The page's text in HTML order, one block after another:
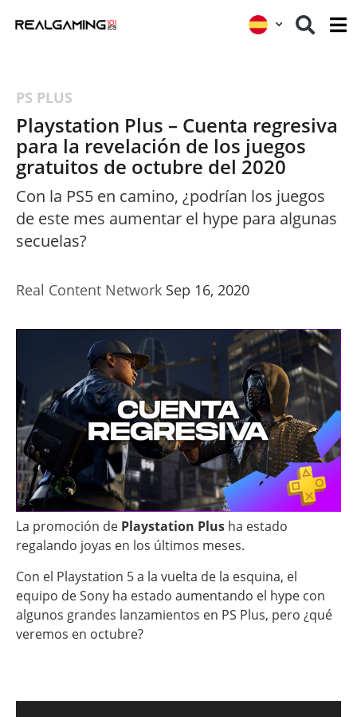
PS PLUS
Playstation Plus – Cuenta regresiva
para la revelación de los juegos
gratuitos de octubre del 2020
Con la PS5 en camino, ¿podrían los juegos
de este mes aumentar el hype para algunas
secuelas?
Real Content Network Sep 16, 2020
La promoción de Playstation Plus ha estado
regalando joyas en los últimos meses.
Con el Playstation 5 a la vuelta de la esquina, el
equipo de Sony ha estado aumentando el hype con
algunos grandes lanzamientos en PS Plus, pero ¿qué
veremos en octubre?